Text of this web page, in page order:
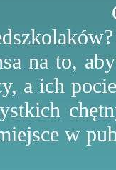
na to,
a ich
w